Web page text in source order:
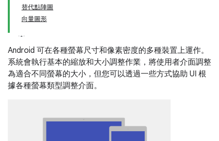
替代點陣圖
向量圖形
Android 可在各種螢幕尺寸和像素密度的多種裝置上運作。
系統會執行基本的縮放和大小調整作業，將使用者介面調整
為適合不同螢幕的大小，但您可以透過一些方式協助 UI 根
據各種螢幕類型調整介面。